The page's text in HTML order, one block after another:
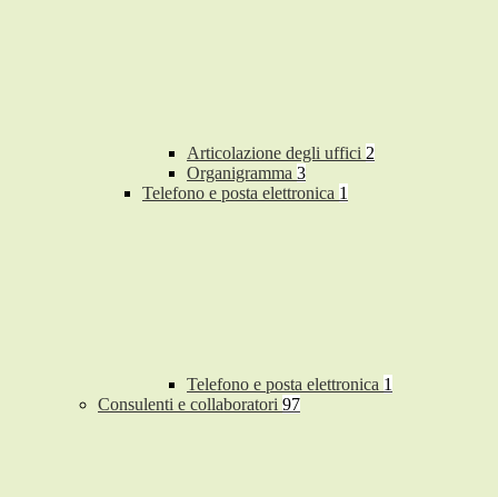
Articolazione degli uffici 2
Organigramma 3
Telefono e posta elettronica 1
Telefono e posta elettronica 1
Consulenti e collaboratori 97